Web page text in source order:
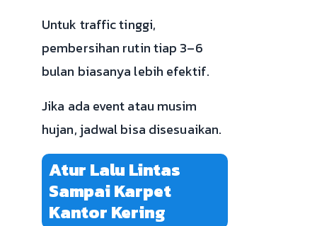
Untuk traffic tinggi,
pembersihan rutin tiap 3–6
bulan biasanya lebih efektif.
Jika ada event atau musim
hujan, jadwal bisa disesuaikan.
Atur Lalu Lintas
Sampai Karpet
Kantor Kering